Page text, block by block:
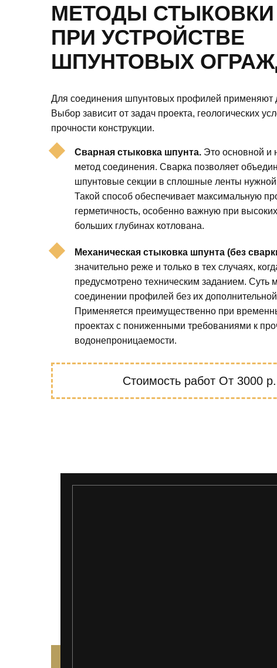
МЕТОДЫ
ПРИ УСТРОЙСТВЕ
ШПУНТОВЫХ
Для соединения шпунтовых профилей применяют
Выбор зависит от задач проекта, геологических
прочности конструкции.
Сварная стыковка шпунта. Это основной и
метод соединения. Сварка позволяет
шпунтовые секции в сплошные ленты
Такой способ обеспечивает максимальную
герметичность, особенно важную при
больших глубинах котлована.
Механическая стыковка шпунта (без
значительно реже и только в тех случаях,
предусмотрено техническим заданием. Суть
соединении профилей без их
Применяется преимущественно при
проектах с пониженными требованиями к
водонепроницаемости.
Стоимость работ От 3000